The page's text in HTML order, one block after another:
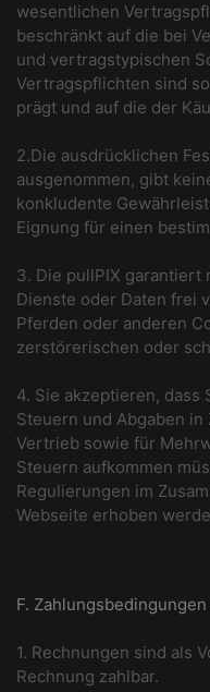
wesentlichen
beschränkt auf die bei
und vertragstypischen
Vertragspflichten sind
prägt und auf die der
2.Die ausdrücklichen
ausgenommen, gibt
konkludente
Eignung für einen
3. Die pullPIX
Dienste oder Daten frei
Pferden oder anderen
zerstörerischen oder
4. Sie akzeptieren, dass
Steuern und Abgaben
Vertrieb sowie für
Steuern aufkommen
Regulierungen im
Webseite erhoben
F.
1. Rechnungen sind als
Rechnung zahlbar.